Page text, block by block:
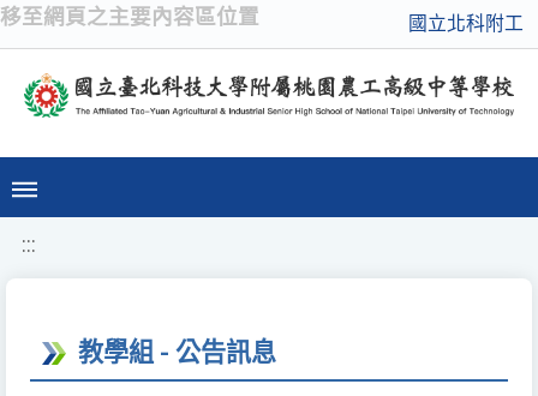
移至網頁之主要內容區位置 國立北科附工
:::
教學組 - 公告訊息